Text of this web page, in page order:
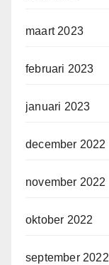
maart 2023
februari 2023
januari 2023
december 2022
november 2022
oktober 2022
september 2022